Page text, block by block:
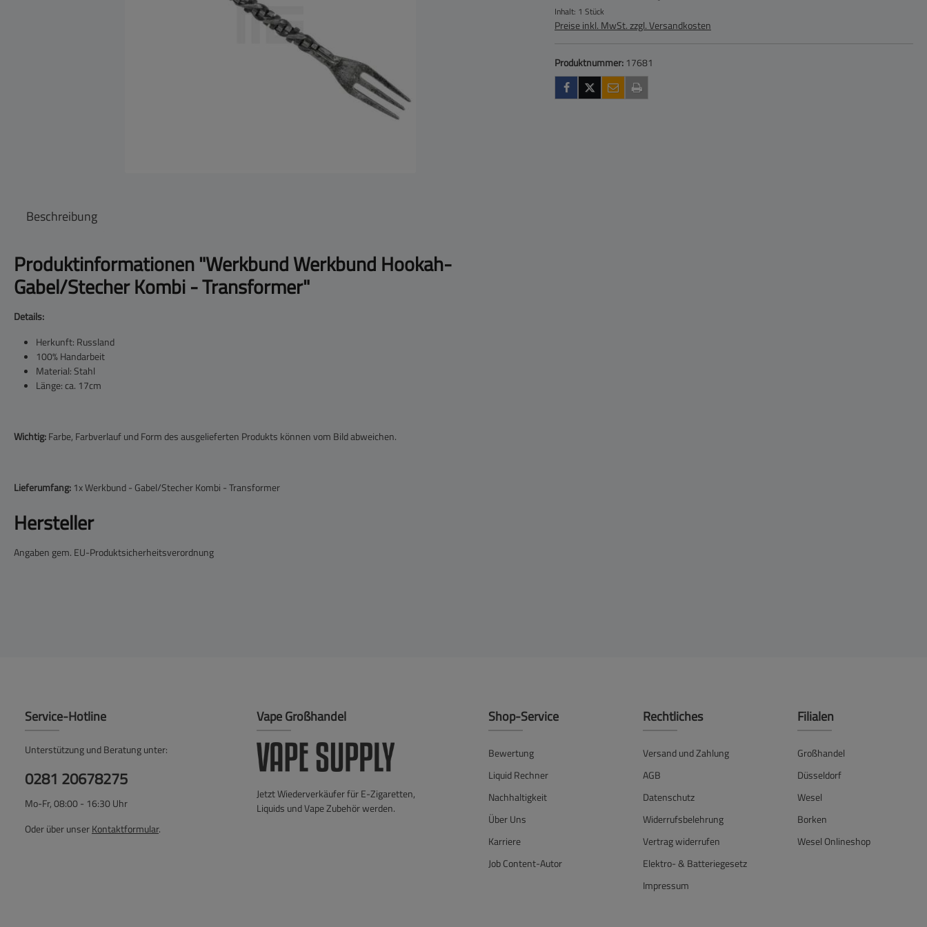
Inhalt: 1 Stück
Preise inkl. MwSt. zzgl. Versandkosten
Produktnummer: 17681
Beschreibung
Produktinformationen "Werkbund Werkbund Hookah-
Gabel/Stecher Kombi - Transformer"
Details:
Herkunft: Russland
100% Handarbeit
Material: Stahl
Länge: ca. 17cm
Wichtig:Farbe, Farbverlauf und Form des ausgelieferten Produkts können vom Bild abweichen.
Lieferumfang: 1x Werkbund - Gabel/Stecher Kombi - Transformer
Hersteller
Angaben gem. EU-Produktsicherheitsverordnung
Service-Hotline
Unterstützung und Beratung unter:
0281 20678275
Mo-Fr, 08:00 - 16:30 Uhr
Oder über unserKontaktformular.
Vape Großhandel
Jetzt Wiederverkäufer für E-Zigaretten,
Liquids und Vape Zubehör werden.
Shop-Service
Bewertung
Liquid Rechner
Nachhaltigkeit
Über Uns
Karriere
Job Content-Autor
Rechtliches
Versand und Zahlung
AGB
Datenschutz
Widerrufsbelehrung
Vertrag widerrufen
Elektro- & Batteriegesetz
Impressum
Filialen
Großhandel
Düsseldorf
Wesel
Borken
Wesel Onlineshop